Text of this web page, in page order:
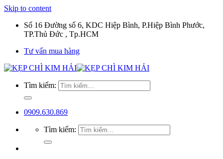
Skip to content
Số 16 Đường số 6, KDC Hiệp Bình, P.Hiệp Bình Phước,
TP.Thủ Đức , Tp.HCM
Tư vấn mua hàng
Tìm kiếm:
0909.630.869
Tìm kiếm: